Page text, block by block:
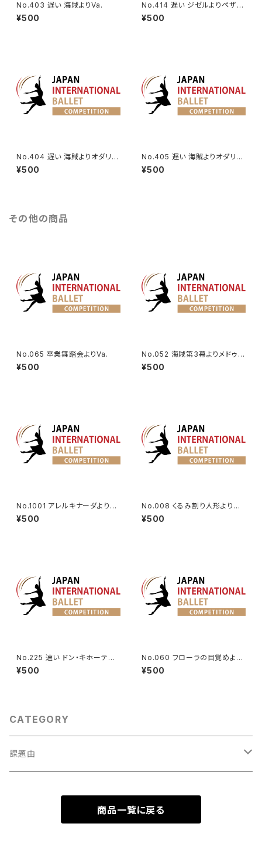
No.403 遅い 海賊よりVa.
¥500
No.414 遅い ジゼルよりペザン
トのVa. Ver2
¥500
No.404 遅い 海賊よりオダリス
クの第2Va.
¥500
No.405 遅い 海賊よりオダリス
クの第3Va.
¥500
その他の商品
No.065 卒業舞踏会よりVa.
¥500
No.052 海賊第3幕よりメドゥー
ラのVa.
¥500
No.1001 アレルキナーダより男
性Va.
¥500
No.008 くるみ割り人形より金
平糖のVa.
¥500
No.225 速い ドン・キホーテよ
りドルシネアのVa.
¥500
No.060 フローラの目覚めより
オーロラのVa.
¥500
CATEGORY
課題曲
商品一覧に戻る